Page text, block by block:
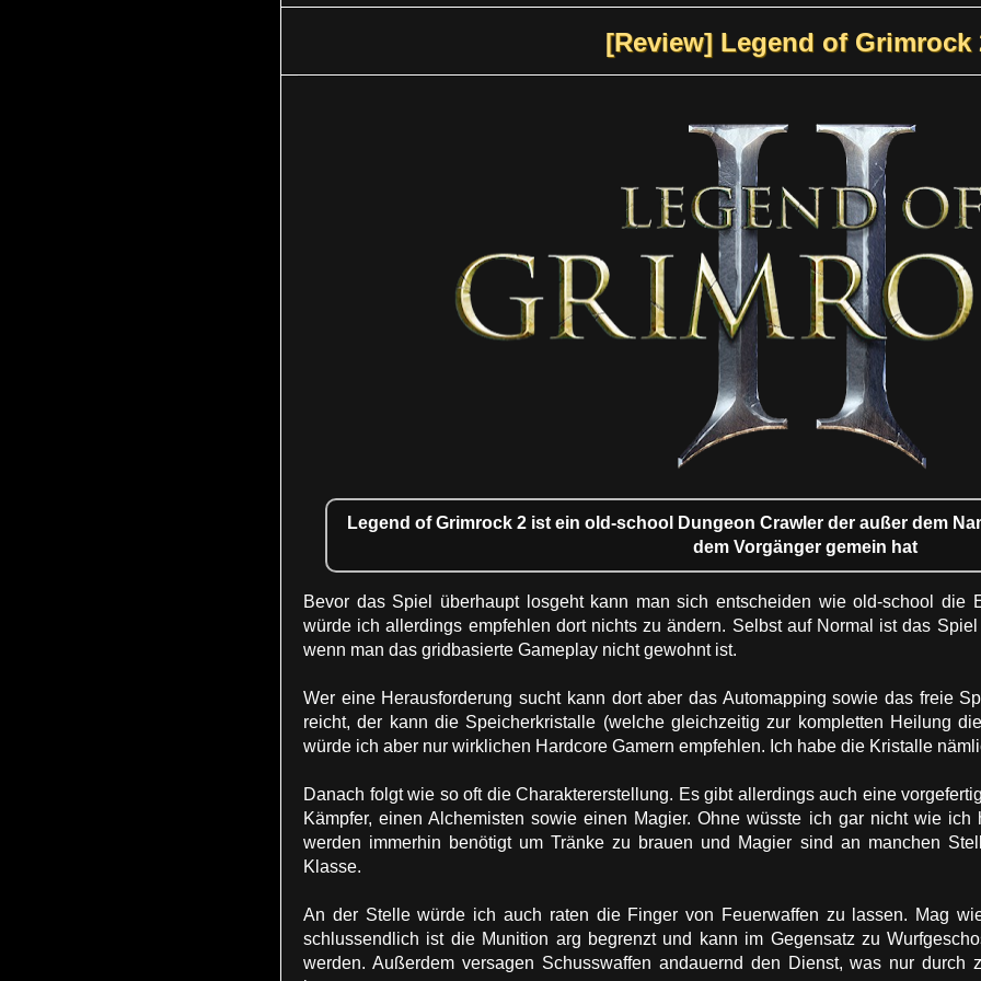
[Review] Legend of Grimrock
Legend of Grimrock 2 ist ein old-school Dungeon Crawler der außer dem
dem Vorgänger gemein hat
Bevor das Spiel überhaupt losgeht kann man sich entscheiden wie old-school die
würde ich allerdings empfehlen dort nichts zu ändern. Selbst auf Normal ist das
wenn man das gridbasierte Gameplay nicht gewohnt ist.
Wer eine Herausforderung sucht kann dort aber das Automapping sowie das freie
reicht, der kann die Speicherkristalle (welche gleichzeitig zur kompletten Heilung
würde ich aber nur wirklichen Hardcore Gamern empfehlen. Ich habe die Kristalle
Danach folgt wie so oft die Charaktererstellung. Es gibt allerdings auch eine
Kämpfer, einen Alchemisten sowie einen Magier. Ohne wüsste ich gar nicht wie ich
werden immerhin benötigt um Tränke zu brauen und Magier sind an manchen
Klasse.
An der Stelle würde ich auch raten die Finger von Feuerwaffen zu lassen. Mag
schlussendlich ist die Munition arg begrenzt und kann im Gegensatz zu
werden. Außerdem versagen Schusswaffen andauernd den Dienst, was nur durch